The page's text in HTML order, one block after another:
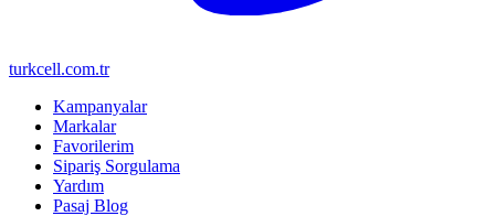
turkcell.com.tr
Kampanyalar
Markalar
Favorilerim
Sipariş Sorgulama
Yardım
Pasaj Blog